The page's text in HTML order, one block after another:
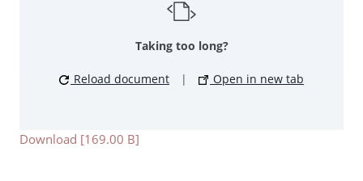
Taking too long?
Reload document | Open in new tab
Download [169.00 B]